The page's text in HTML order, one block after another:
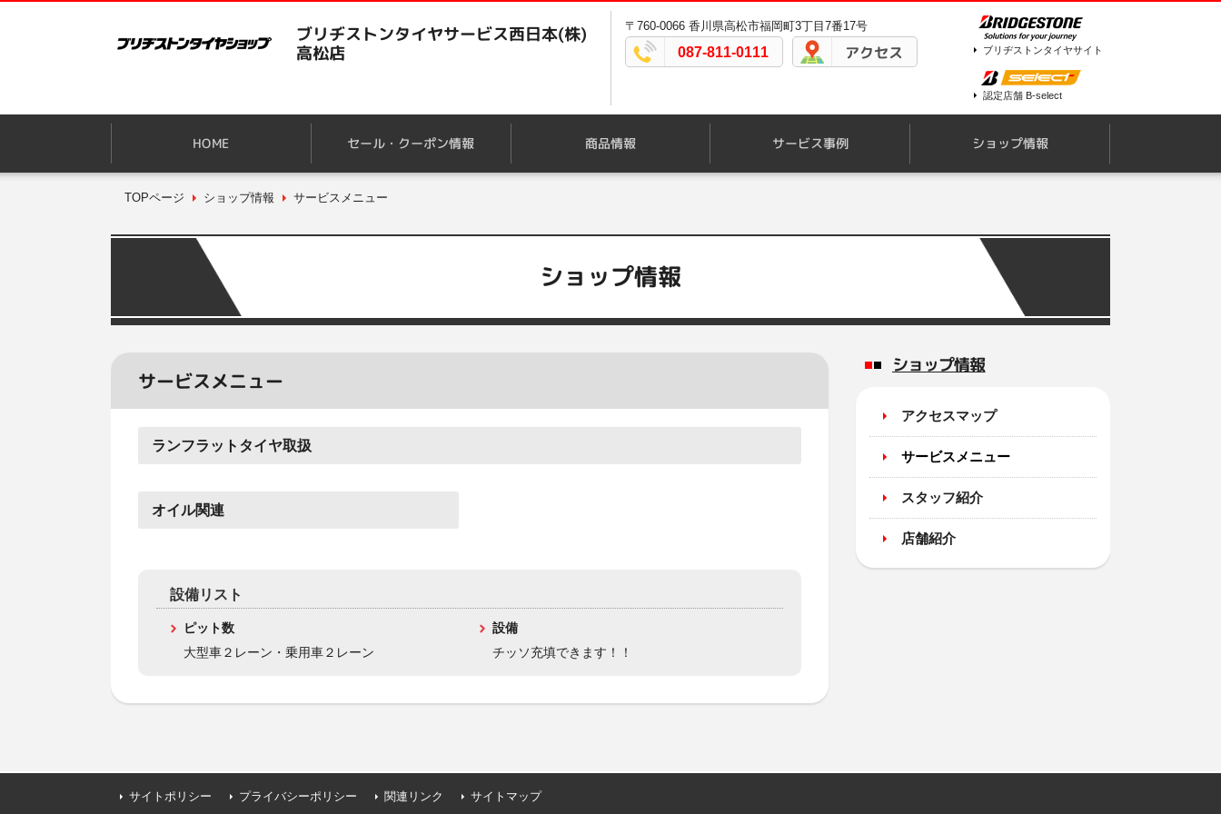
ブリヂストンタイヤサービス西日本(株)
高松店
〒760-0066 香川県高松市福岡町3丁目7番17号
087-811-0111 アクセス ブリヂストンタイヤサイト
認定店舗 B-select
HOME セール・クーポン情報 商品情報 サービス事例 ショップ情報
TOPページ ショップ情報 サービスメニュー
ショップ情報
サービスメニュー
ランフラットタイヤ取扱
オイル関連
設備リスト
ピット数
大型車２レーン・乗用車２レーン
設備
チッソ充填できます！！
ショップ情報
アクセスマップ
サービスメニュー
スタッフ紹介
店舗紹介
サイトポリシー プライバシーポリシー 関連リンク サイトマップ